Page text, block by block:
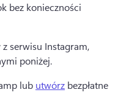
bez konieczności
serwisu Instagram,
poniżej.
lub utwórz